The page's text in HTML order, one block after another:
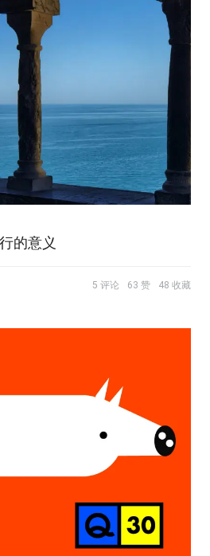
的意义
5 评论 63 赞 48 收藏